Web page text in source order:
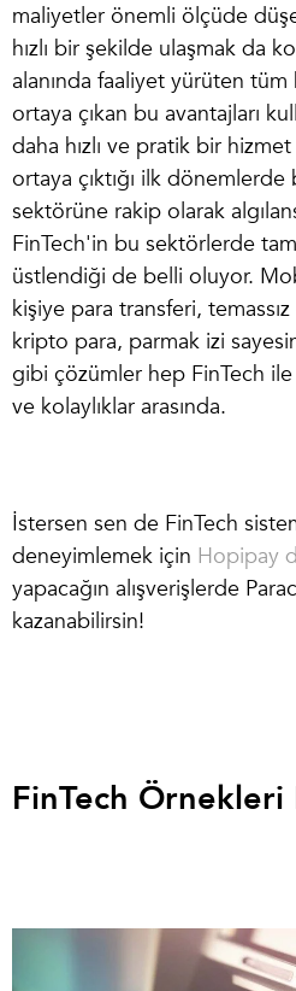
maliyetler önemli ölçüde
hızlı bir şekilde ulaşmak da
alanında faaliyet yürüten
ortaya çıkan bu avantajları
daha hızlı ve pratik bir
ortaya çıktığı ilk dönemlerde
sektörüne rakip olarak
FinTech'in bu sektörlerde
üstlendiği de belli oluyor.
kişiye para transferi,
kripto para, parmak izi
gibi çözümler hep FinTech
ve kolaylıklar arasında.
İstersen sen de FinTech
deneyimlemek için Hopipay
yapacağın alışverişlerde
kazanabilirsin!
FinTech